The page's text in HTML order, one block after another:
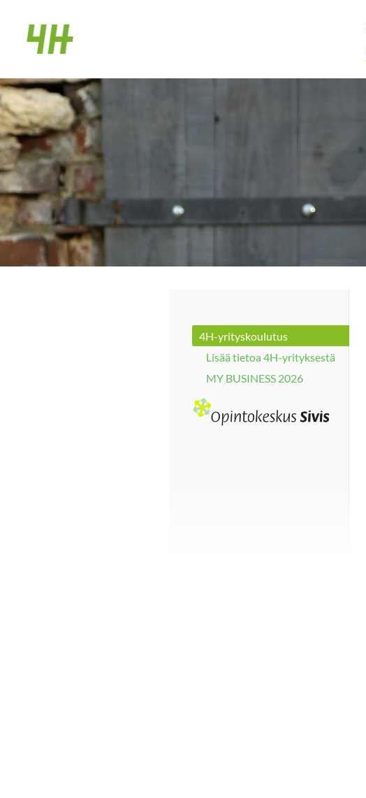
sivun
sisältöön
Riihimäen 4H-yhdistys
4H-yrityskoulutus
Lisää tietoa 4H-yrityksestä
MY BUSINESS 2026